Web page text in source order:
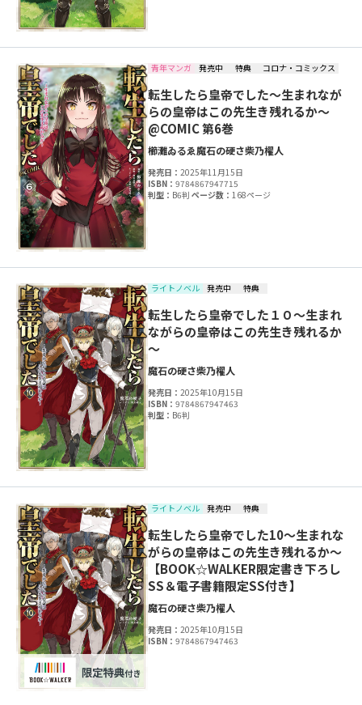
青年マンガ 発売中 特典 コロナ・コミックス
転生したら皇帝でした～生まれなが
らの皇帝はこの先生き残れるか～
@COMIC 第6巻
櫛灘ゐるゑ魔石の硬さ柴乃櫂人
発売日：2025年11月15日
ISBN：9784867947715
判型： B6判ページ数：168ページ
ライトノベル 発売中 特典
転生したら皇帝でした１０～生まれ
ながらの皇帝はこの先生き残れるか
～
魔石の硬さ柴乃櫂人
発売日：2025年10月15日
ISBN：9784867947463
判型： B6判
ライトノベル 発売中 特典
転生したら皇帝でした10～生まれな
がらの皇帝はこの先生き残れるか～
【BOOK☆WALKER限定書き下ろし
SS＆電子書籍限定SS付き】
魔石の硬さ柴乃櫂人
発売日：2025年10月15日
ISBN：9784867947463